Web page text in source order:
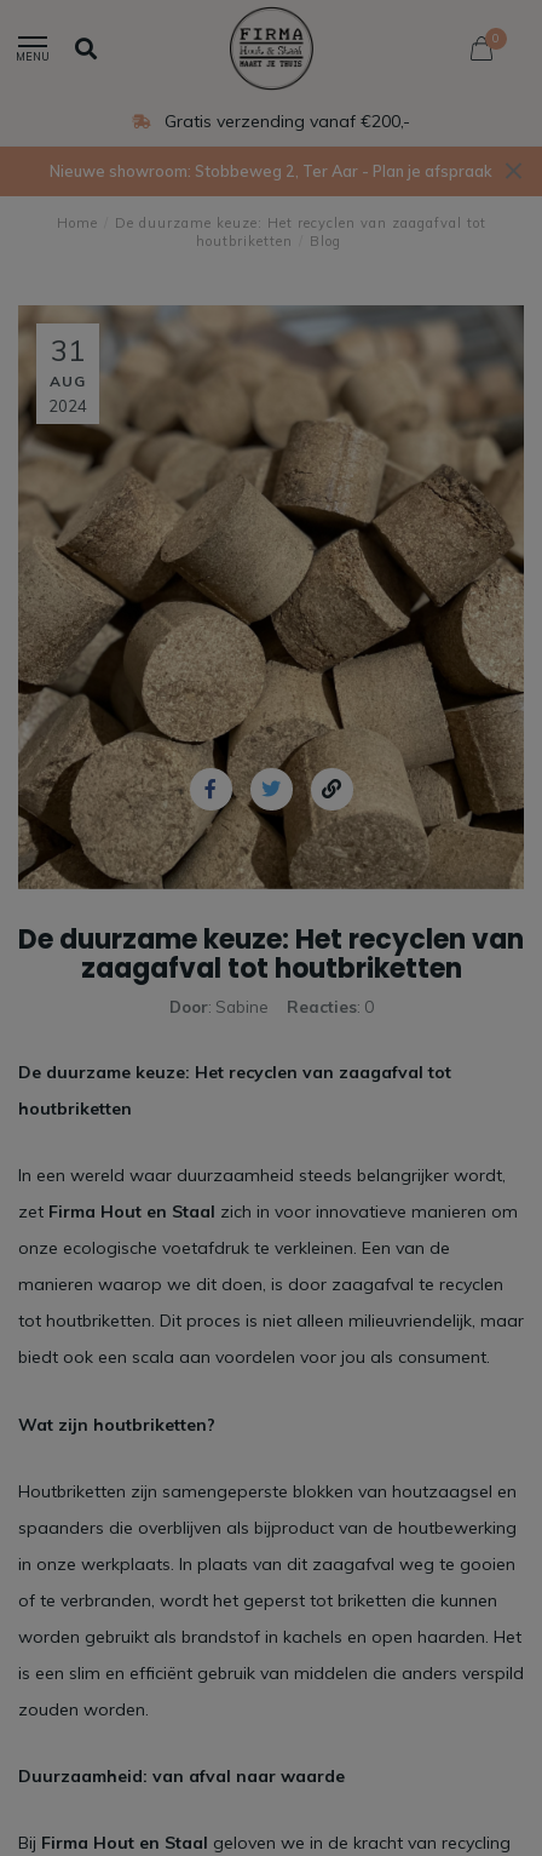
MENU
0
Gratis verzending vanaf €200,-
Nieuwe showroom: Stobbeweg 2, Ter Aar - Plan je afspraak
Home
De duurzame keuze: Het recyclen van zaagafval tot
houtbriketten
Blog
31
AUG
2024
De duurzame keuze: Het recyclen van
zaagafval tot houtbriketten
Door: Sabine Reacties: 0
De duurzame keuze: Het recyclen van zaagafval tot
houtbriketten
In een wereld waar duurzaamheid steeds belangrijker wordt,
zet Firma Hout en Staal zich in voor innovatieve manieren om
onze ecologische voetafdruk te verkleinen. Een van de
manieren waarop we dit doen, is door zaagafval te recyclen
tot houtbriketten. Dit proces is niet alleen milieuvriendelijk, maar
biedt ook een scala aan voordelen voor jou als consument.
Wat zijn houtbriketten?
Houtbriketten zijn samengeperste blokken van houtzaagsel en
spaanders die overblijven als bijproduct van de houtbewerking
in onze werkplaats. In plaats van dit zaagafval weg te gooien
of te verbranden, wordt het geperst tot briketten die kunnen
worden gebruikt als brandstof in kachels en open haarden. Het
is een slim en efficiënt gebruik van middelen die anders verspild
zouden worden.
Duurzaamheid: van afval naar waarde
Bij Firma Hout en Staal geloven we in de kracht van recycling